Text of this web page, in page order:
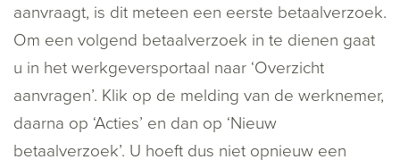
aanvraagt, is dit meteen een eerste betaalverzoek.
Om een volgend betaalverzoek in te dienen gaat
u in het werkgeversportaal naar ‘Overzicht
aanvragen’. Klik op de melding van de werknemer,
daarna op ‘Acties’ en dan op ‘Nieuw
betaalverzoek’. U hoeft dus niet opnieuw een